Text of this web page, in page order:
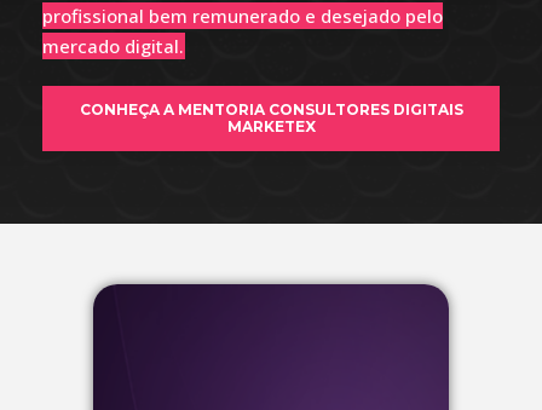
profissional bem remunerado e desejado pelo
mercado digital.
CONHEÇA A MENTORIA CONSULTORES DIGITAIS
MARKETEX